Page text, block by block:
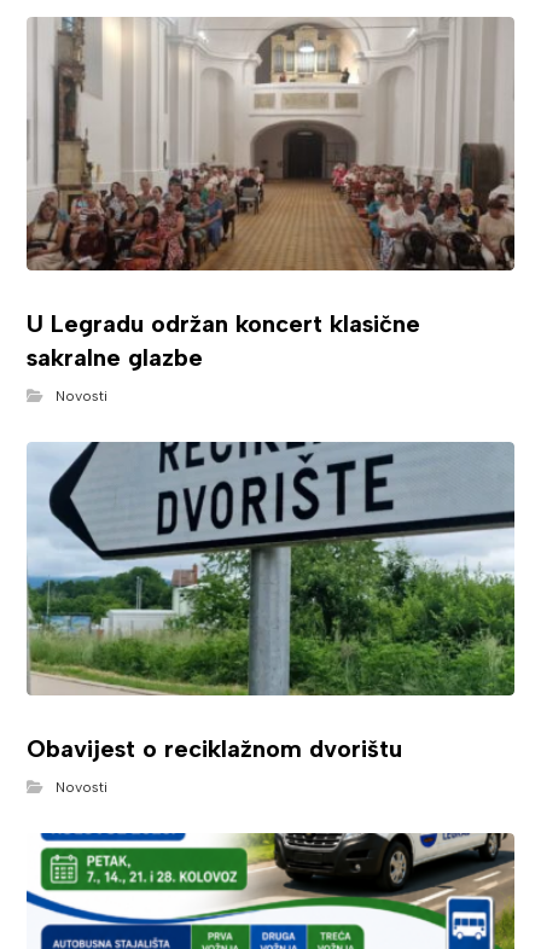
U Legradu održan koncert klasične
sakralne glazbe
Novosti
Obavijest o reciklažnom dvorištu
Novosti